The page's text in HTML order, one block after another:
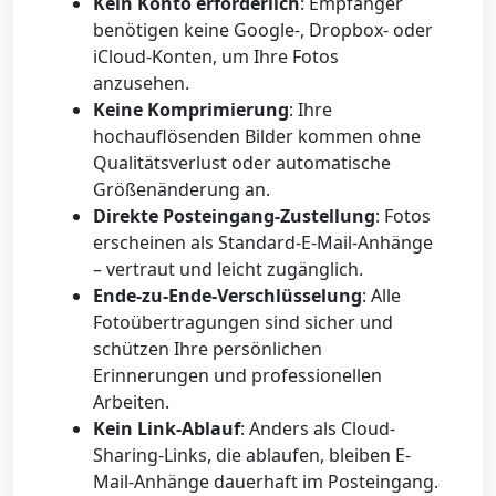
benötigen keine Google-, Dropbox- oder
iCloud-Konten, um Ihre Fotos
anzusehen.
Keine Komprimierung: Ihre
hochauflösenden Bilder kommen ohne
Qualitätsverlust oder automatische
Größenänderung an.
Direkte Posteingang-Zustellung: Fotos
erscheinen als Standard-E-Mail-Anhänge
– vertraut und leicht zugänglich.
Ende-zu-Ende-Verschlüsselung: Alle
Fotoübertragungen sind sicher und
schützen Ihre persönlichen
Erinnerungen und professionellen
Arbeiten.
Kein Link-Ablauf: Anders als Cloud-
Sharing-Links, die ablaufen, bleiben E-
Mail-Anhänge dauerhaft im Posteingang.